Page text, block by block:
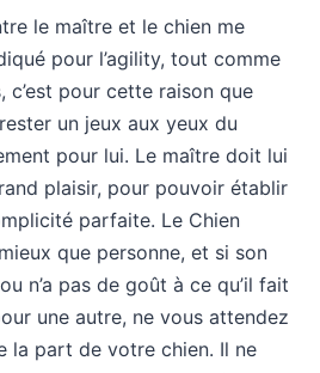
le maître et le chien me
pour l’agility, tout comme
c’est pour cette raison que
un jeux aux yeux du
pour lui. Le maître doit lui
plaisir, pour pouvoir établir
parfaite. Le Chien
que personne, et si son
n’a pas de goût à ce qu’il fait
une autre, ne vous attendez
la part de votre chien. Il ne